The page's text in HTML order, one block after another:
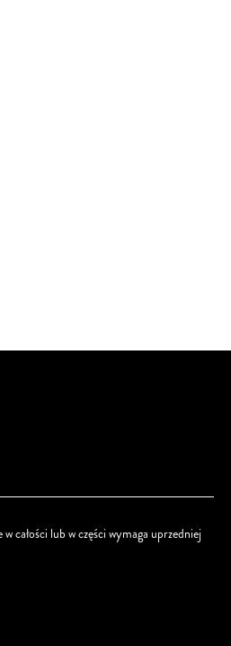
całości lub w części wymaga uprzedniej